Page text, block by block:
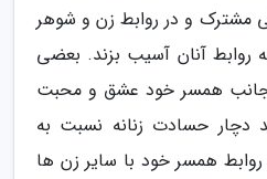
مشترک و در روابط زن و شوهر
روابط آنان آسیب بزند. بعضی
جانب همسر خود عشق و محبت
دچار حسادت زنانه نسبت به
همسر خود با سایر زن ها